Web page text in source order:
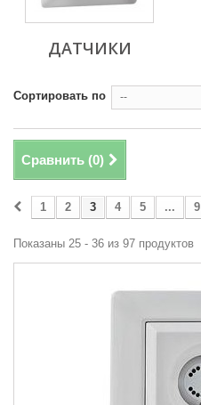
ДАТЧИКИ
Сортировать по --
Сравнить (0)
1 2 3 4 5 ... 9
Показаны 25 - 36 из 97 продуктов